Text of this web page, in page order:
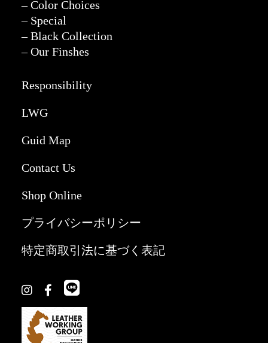
– Color Choices
– Special
– Black Collection
– Our Finshes
Responsibility
LWG
Guid Map
Contact Us
Shop Online
プライバシーポリシー
特定商取引法に基づく表記